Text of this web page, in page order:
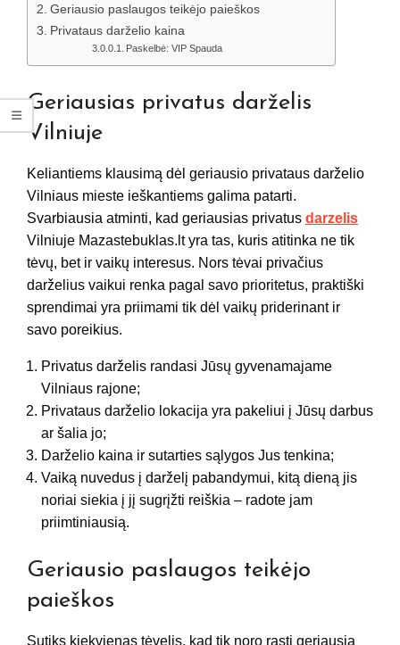
Geriausio paslaugos teikėjo paieškos
Privataus darželio kaina
Paskelbė: VIP Spauda
Geriausias privatus darželis
Vilniuje
Keliantiems klausimą dėl geriausio privataus darželio
Vilniaus mieste ieškantiems galima patarti.
Svarbiausia atminti, kad geriausias privatus darzelis
Vilniuje Mazastebuklas.lt yra tas, kuris atitinka ne tik
tėvų, bet ir vaikų interesus. Nors tėvai privačius
darželius vaikui renka pagal savo prioritetus, praktiški
sprendimai yra priimami tik dėl vaikų priderinant ir
savo poreikius.
Privatus darželis randasi Jūsų gyvenamajame
Vilniaus rajone;
Privataus darželio lokacija yra pakeliui į Jūsų darbus
ar šalia jo;
Darželio kaina ir sutarties sąlygos Jus tenkina;
Vaiką nuvedus į darželį pabandymui, kitą dieną jis
noriai siekia į jį sugrįžti reiškia – radote jam
priimtiniausią.
Geriausio paslaugos teikėjo
paieškos
Sutiks kiekvienas tėvelis, kad tik noro rasti geriausią